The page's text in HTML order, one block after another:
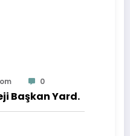
0
Başkan Yard.